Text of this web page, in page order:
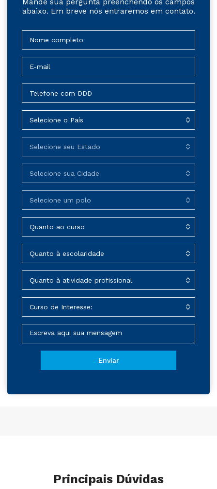
abaixo. Em breve nós entraremos em contato.
Principais Dúvidas